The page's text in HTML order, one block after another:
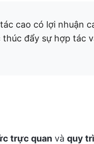
cao có lợi nhuận
đẩy sự hợp tác
trực quan và quy